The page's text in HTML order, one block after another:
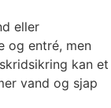
eller
og entré, men
kan et
vand og sjap